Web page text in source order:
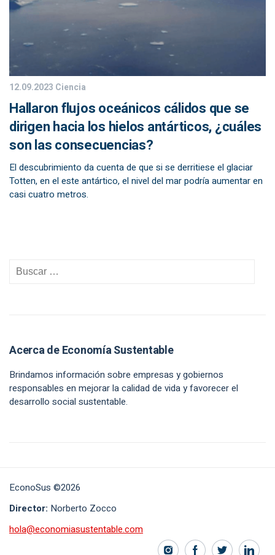
12.09.2023 Ciencia
Hallaron flujos oceánicos cálidos que se
dirigen hacia los hielos antárticos, ¿cuáles
son las consecuencias?
El descubrimiento da cuenta de que si se derritiese el glaciar
Totten, en el este antártico, el nivel del mar podría aumentar en
casi cuatro metros.
Acerca de Economía Sustentable
Brindamos información sobre empresas y gobiernos
responsables en mejorar la calidad de vida y favorecer el
desarrollo social sustentable.
EconoSus ©2026
Director: Norberto Zocco
hola@economiasustentable.com